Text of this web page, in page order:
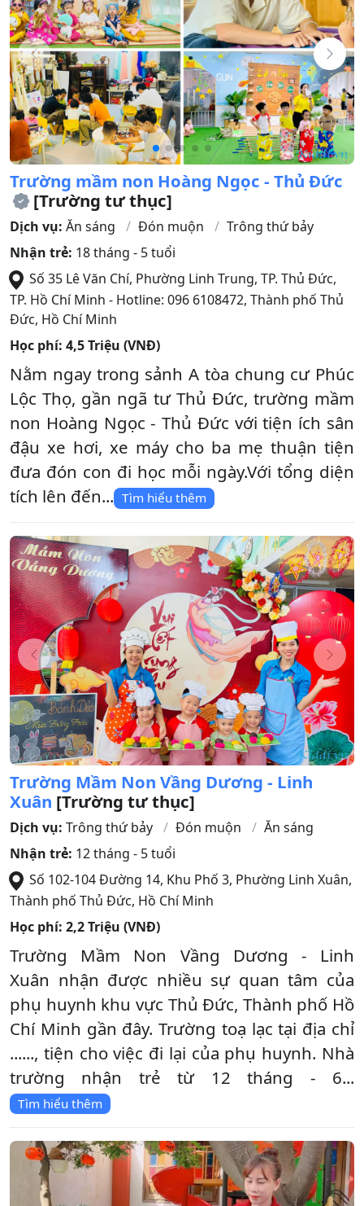
Trường mầm non Hoàng Ngọc - Thủ Đức
[Trường tư thục]
Dịch vụ: Ăn sáng Đón muộn
Trông thứ bảy
Nhận trẻ: 18 tháng - 5 tuổi
Số 35 Lê Văn Chí, Phường Linh Trung, TP. Thủ Đức,
TP. Hồ Chí Minh - Hotline: 096 6108472, Thành phố Thủ
Đức, Hồ Chí Minh
Học phí: 4,5 Triệu (VNĐ)
Nằm ngay trong sảnh A tòa chung cư Phúc
Lộc Thọ, gần ngã tư Thủ Đức, trường mầm
non Hoàng Ngọc - Thủ Đức với tiện ích sân
đậu xe hơi, xe máy cho ba mẹ thuận tiện
đưa đón con đi học mỗi ngày.Với tổng diện
tích lên đến... Tìm hiểu thêm
Trường Mầm Non Vầng Dương - Linh
Xuân [Trường tư thục]
Dịch vụ: Trông thứ bảy Đón muộn
Ăn sáng
Nhận trẻ: 12 tháng - 5 tuổi
Số 102-104 Đường 14, Khu Phố 3, Phường Linh Xuân,
Thành phố Thủ Đức, Hồ Chí Minh
Học phí: 2,2 Triệu (VNĐ)
Trường Mầm Non Vầng Dương - Linh
Xuân nhận được nhiều sự quan tâm của
phụ huynh khu vực Thủ Đức, Thành phố Hồ
Chí Minh gần đây. Trường toạ lạc tại địa chỉ
......, tiện cho việc đi lại của phụ huynh. Nhà
trường nhận trẻ từ 12 tháng - 6...
Tìm hiểu thêm